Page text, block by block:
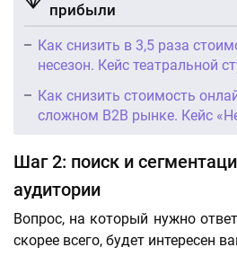
прибыли
Как снизить в 3,5 раза
несезон. Кейс театральной
Как снизить стоимость
сложном B2B рынке. Кейс
Шаг 2: поиск и
аудитории
Вопрос, на который нужно
скорее всего, будет интересен